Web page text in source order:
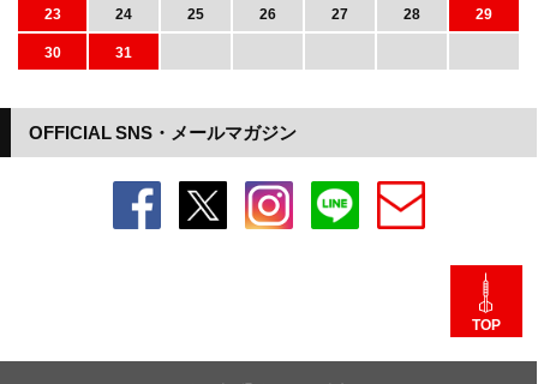
OFFICIAL SNS・メールマガジン
23
24 25 26 27 28
29
30
31
TOP